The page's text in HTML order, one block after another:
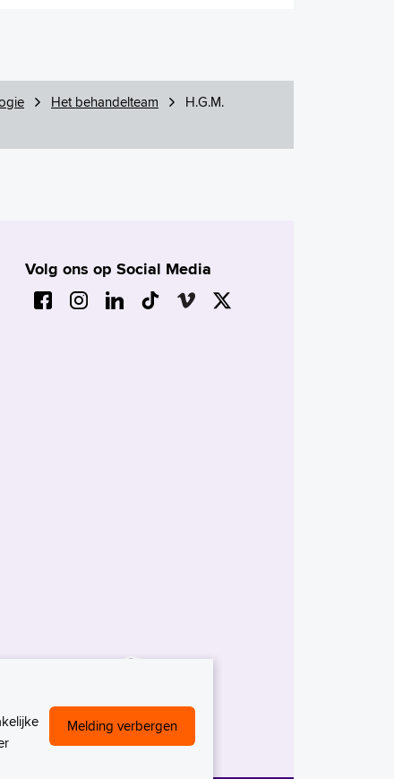
Het behandelteam
H.G.M.
Volg ons op Social Media
Melding verbergen